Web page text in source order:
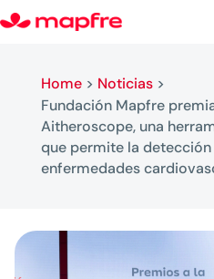
Home> Noticias>
Fundación Mapfre
Aitheroscope, una
que permite la
enfermedades